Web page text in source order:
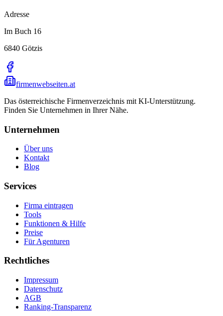
Adresse
Im Buch 16
6840 Götzis
firmenwebseiten.at
Das österreichische Firmenverzeichnis mit KI-Unterstützung.
Finden Sie Unternehmen in Ihrer Nähe.
Unternehmen
Über uns
Kontakt
Blog
Services
Firma eintragen
Tools
Funktionen & Hilfe
Preise
Für Agenturen
Rechtliches
Impressum
Datenschutz
AGB
Ranking-Transparenz